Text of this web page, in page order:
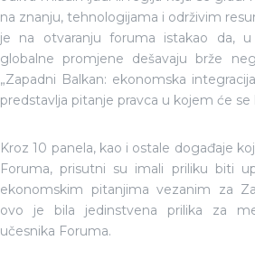
na znanju, tehnologijama i održivim
je na otvaranju foruma istakao da,
globalne promjene dešavaju brže
„Zapadni Balkan: ekonomska
predstavlja pitanje pravca u kojem će se
Kroz 10 panela, kao i ostale događaje
Foruma, prisutni su imali priliku biti
ekonomskim pitanjima vezanim za
ovo je bila jedinstvena prilika za
učesnika Foruma.